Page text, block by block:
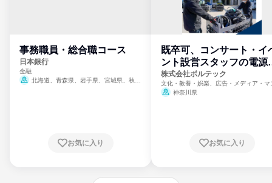
事務職員・総合職コース
日本銀行
金融
北海道、青森県、岩手県、宮城県、秋田
崎県、熊本県、大分県、宮崎県、鹿児島県、
お気に入り
既卒可、コンサート・イ
ント設営スタッフの電源
門
株式会社ボルテック
文化・教養・娯楽、広告・メディア・マ
ミ、電力・ガス・水道・エネルギー
神奈川県
お気に入り